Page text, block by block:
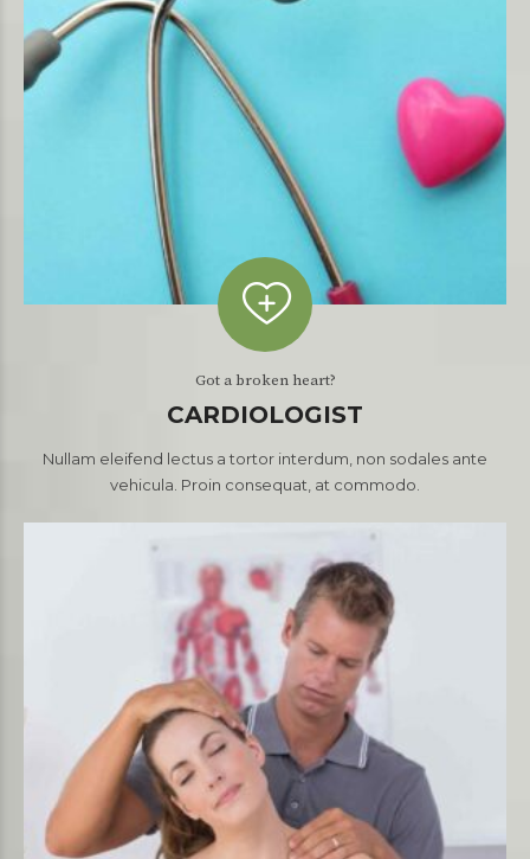
Got a broken heart?
CARDIOLOGIST
Nullam eleifend lectus a tortor interdum, non sodales ante
vehicula. Proin consequat, at commodo.